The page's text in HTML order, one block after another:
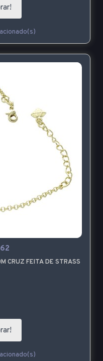
CRUZ FEITA DE STRASS